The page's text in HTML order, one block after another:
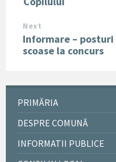
Next
Informare – posturi
scoase la concurs
PRIMĂRIA
DESPRE COMUNĂ
INFORMATII PUBLICE